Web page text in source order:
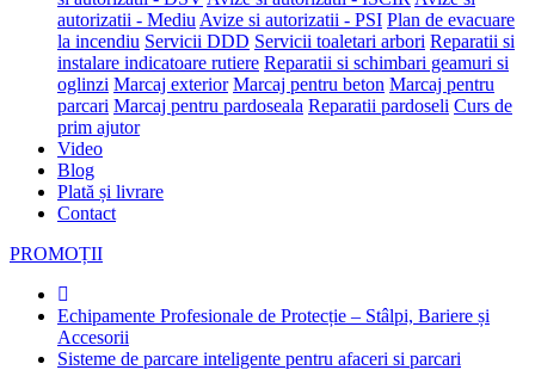
autorizatii - Mediu Avize si autorizatii - PSI Plan de evacuare
la incendiu Servicii DDD Servicii toaletari arbori Reparatii si
instalare indicatoare rutiere Reparatii si schimbari geamuri si
oglinzi Marcaj exterior Marcaj pentru beton Marcaj pentru
parcari Marcaj pentru pardoseala Reparatii pardoseli Curs de
prim ajutor
Video
Blog
Plată și livrare
Contact
PROMOȚII
Echipamente Profesionale de Protecție – Stâlpi, Bariere și
Accesorii
Sisteme de parcare inteligente pentru afaceri si parcari